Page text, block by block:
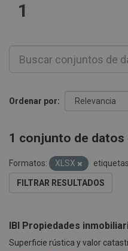
1
Ordenar por
1 conjunto de
Formatos: XLSX
FILTRAR RESULTADOS
IBI Propiedades
Superficie rústica y valor